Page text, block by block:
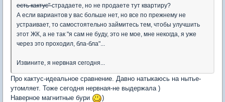
есть кактус"страдаете, но не продаете тут квартиру?
А если вариантов у вас больше нет, но все по прежнему не
устраивает, то самостоятельно займитесь тем, чтобы улучшить
этот ЖК, а не так "я сам не буду, это не мое, мне некогда, я уже
через это проходил, бла-бла"...
Извините, я нервная сегодня...
Про кактус-идеальное сравнение. Давно натыкаюсь на нытье-
утомляет. Тоже сегодня нервная-не выдержала )
Наверное магнитные бури
)